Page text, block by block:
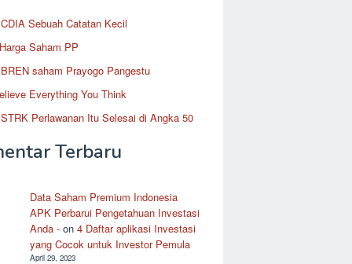
Sebuah Catatan Kecil
Saham PP
saham Prayogo Pangestu
Everything You Think
Perlawanan Itu Selesai di Angka 50
Terbaru
Data Saham Premium Indonesia
APK Perbarui Pengetahuan Investasi
Anda - on4 Daftar aplikasi Investasi
yang Cocok untuk Investor Pemula
April 29, 2023